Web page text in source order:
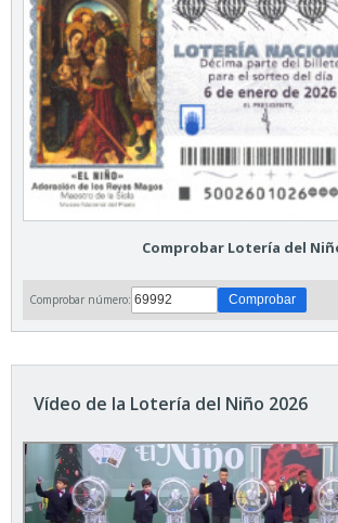
Comprobar Lotería del
Comprobar número:
Vídeo de la Lotería del Niño 2026